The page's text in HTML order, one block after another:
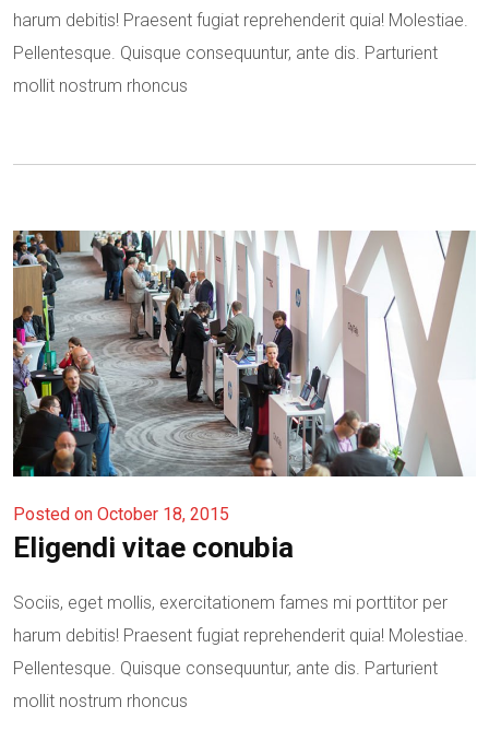
harum debitis! Praesent fugiat reprehenderit quia! Molestiae.
Pellentesque. Quisque consequuntur, ante dis. Parturient
mollit nostrum rhoncus
Posted on October 18, 2015
Eligendi vitae conubia
Sociis, eget mollis, exercitationem fames mi porttitor per
harum debitis! Praesent fugiat reprehenderit quia! Molestiae.
Pellentesque. Quisque consequuntur, ante dis. Parturient
mollit nostrum rhoncus